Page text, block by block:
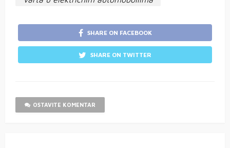
SHARE ON FACEBOOK
SHARE ON TWITTER
OSTAVITE KOMENTAR